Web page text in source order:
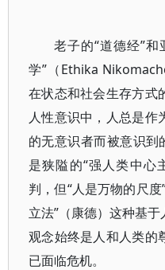
老子的“道德经”
学”（Ethika
在状态和社会生存方式
人性意识中，人总是作
的无意识者而被意识到
是狭隘的“强人类中心
判，但“人是万物的尺
立法”（康德）这种基
观念始终是人和人类的
已面临危机。